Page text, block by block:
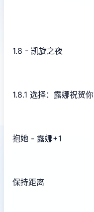
1.8 - 凯旋之夜
1.8.1 选择：露娜祝贺你
抱她 - 露娜+1
保持距离